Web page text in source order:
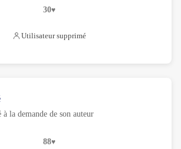
30
Utilisateur supprimé
la demande de son auteur
88